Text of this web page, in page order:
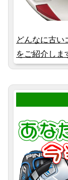
どんなに古い
をご紹介しま